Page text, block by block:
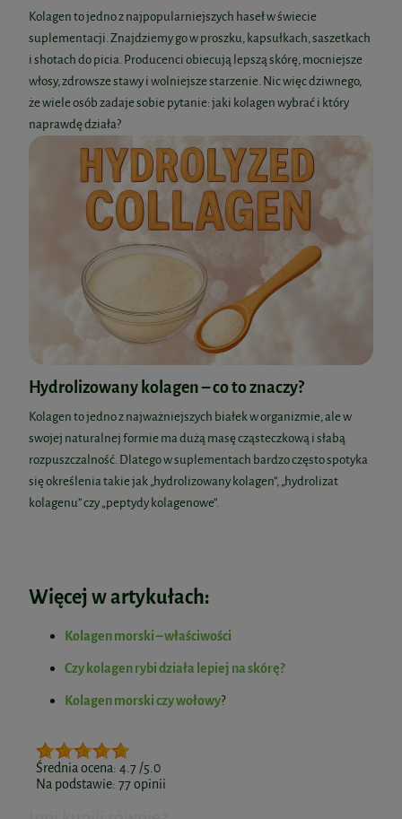
Kolagen to jedno z najpopularniejszych haseł w świecie
suplementacji. Znajdziemy go w proszku, kapsułkach, saszetkach
i shotach do picia. Producenci obiecują lepszą skórę, mocniejsze
włosy, zdrowsze stawy i wolniejsze starzenie. Nic więc dziwnego,
że wiele osób zadaje sobie pytanie: jaki kolagen wybrać i który
naprawdę działa?
Hydrolizowany kolagen – co to znaczy?
Kolagen to jedno z najważniejszych białek w organizmie, ale w
swojej naturalnej formie ma dużą masę cząsteczkową i słabą
rozpuszczalność. Dlatego w suplementach bardzo często spotyka
się określenia takie jak „hydrolizowany kolagen”, „hydrolizat
kolagenu” czy „peptydy kolagenowe”.
Więcej w artykułach:
Kolagen morski – właściwości
Czy kolagen rybi działa lepiej na skórę?
Kolagen morski czy wołowy?
Średnia ocena: 4.7/5.0
Na podstawie: 77opinii